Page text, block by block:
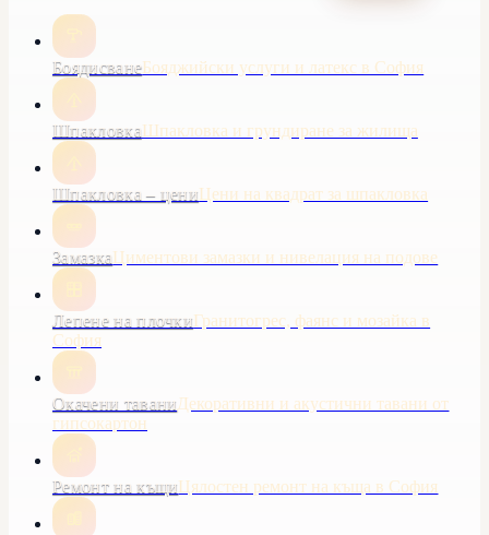
БоядисванеБояджийски услуги и латекс в София
ШпакловкаШпакловка и грундиране за жилища
Шпакловка – цениЦени на квадрат за шпакловка
ЗамазкаЦиментови замазки и нивелация на подове
Лепене на плочкиГранитогрес, фаянс и мозайка в
София
Окачени таваниДекоративни и акустични тавани от
гипсокартон
Ремонт на къщиЦялостен ремонт на къща в София